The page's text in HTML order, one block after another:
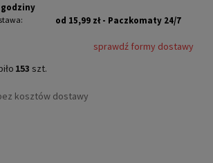
godziny
od 15,99 zł - Paczkomaty 24/7
ewentualnych kosztów płatności
sprawdź formy dostawy
153 szt.
kosztów dostawy